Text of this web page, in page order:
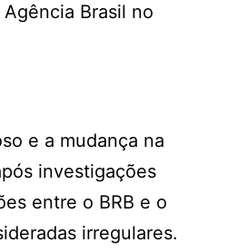
Brasil no
e a mudança na
investigações
entre o BRB e o
irregulares.